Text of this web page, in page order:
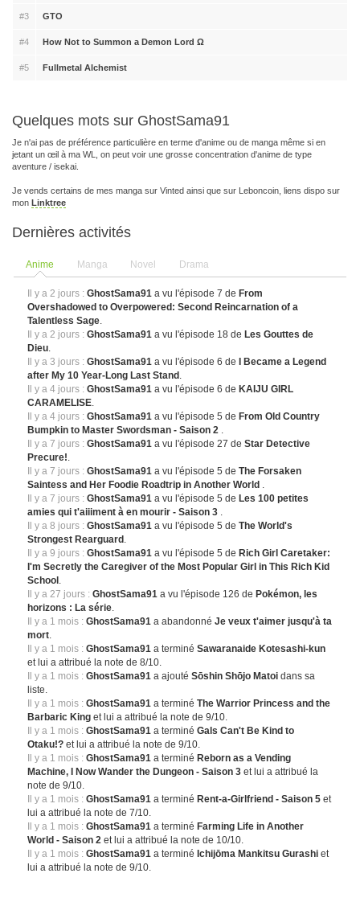
#3 GTO
#4 How Not to Summon a Demon Lord Ω
#5 Fullmetal Alchemist
Quelques mots sur GhostSama91
Je n'ai pas de préférence particulière en terme d'anime ou de manga même si en
jetant un œil à ma WL, on peut voir une grosse concentration d'anime de type
aventure / isekai.
Je vends certains de mes manga sur Vinted ainsi que sur Leboncoin, liens dispo sur
mon Linktree
Dernières activités
Anime Manga Novel Drama
Il y a 2 jours : GhostSama91 a vu l'épisode 7 de From
Overshadowed to Overpowered: Second Reincarnation of a
Talentless Sage.
Il y a 2 jours : GhostSama91 a vu l'épisode 18 de Les Gouttes de
Dieu.
Il y a 3 jours : GhostSama91 a vu l'épisode 6 de
I Became a Legend
after My 10 Year-Long Last Stand .
Il y a 4 jours : GhostSama91 a vu l'épisode 6 de KAIJU GIRL
CARAMELISE.
Il y a 4 jours : GhostSama91 a vu l'épisode 5 de From Old Country
Bumpkin to Master Swordsman - Saison 2 .
Il y a 7 jours : GhostSama91 a vu l'épisode 27 deStar Detective
Precure!.
Il y a 7 jours : GhostSama91 a vu l'épisode 5 deThe Forsaken
Saintess and Her Foodie Roadtrip in Another World .
Il y a 7 jours : GhostSama91 a vu l'épisode 5 de Les 100 petites
amies qui t'aiiiment à en mourir - Saison 3 .
Il y a 8 jours : GhostSama91 a vu l'épisode 5 deThe World's
Strongest Rearguard .
Il y a 9 jours : GhostSama91 a vu l'épisode 5 de Rich Girl Caretaker:
I'm Secretly the Caregiver of the Most Popular Girl in This Rich Kid
School .
Il y a 27 jours : GhostSama91 a vu l'épisode 126 de Pokémon, les
horizons : La série.
Il y a 1 mois : GhostSama91 a abandonnéJe veux t'aimer jusqu'à ta
mort.
Il y a 1 mois : GhostSama91 a terminéSawaranaide Kotesashi-kun
et lui a attribué la note de 8/10.
Il y a 1 mois : GhostSama91 a ajoutéSōshin Shōjo Matoi dans sa
liste.
Il y a 1 mois : GhostSama91 a terminéThe Warrior Princess and the
Barbaric King et lui a attribué la note de 9/10.
Il y a 1 mois : GhostSama91 a terminéGals Can't Be Kind to
Otaku!? et lui a attribué la note de 9/10.
Il y a 1 mois : GhostSama91 a terminé Reborn as a Vending
Machine, I Now Wander the Dungeon - Saison 3et lui a attribué la
note de 9/10.
Il y a 1 mois : GhostSama91 a terminé Rent-a-Girlfriend - Saison 5et
lui a attribué la note de 7/10.
Il y a 1 mois : GhostSama91 a terminé Farming Life in Another
World - Saison 2 et lui a attribué la note de 10/10.
Il y a 1 mois : GhostSama91 a terminé Ichijōma Mankitsu Gurashi et
lui a attribué la note de 9/10.